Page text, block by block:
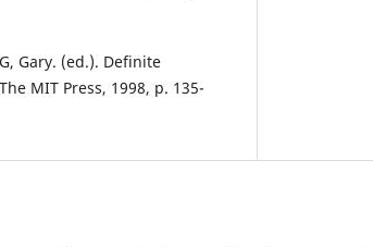
Gary. (ed.). Definite
MIT Press, 1998, p. 135-